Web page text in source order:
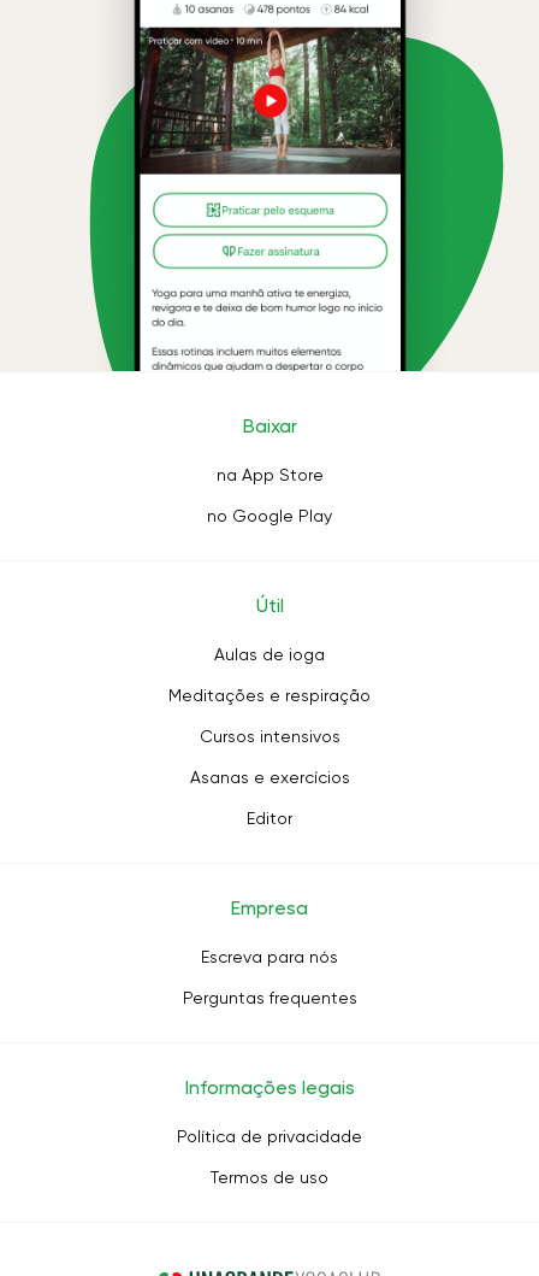
Baixar
na App Store
no Google Play
Útil
Aulas de ioga
Meditações e respiração
Cursos intensivos
Asanas e exercícios
Editor
Empresa
Escreva para nós
Perguntas frequentes
Informações legais
Política de privacidade
Termos de uso